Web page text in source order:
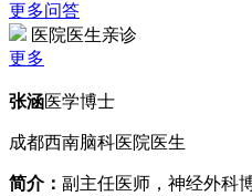
更多问答
医院医生亲诊
更多
张涵医学博士
成都西南脑科医院医生
简介： 副主任医师，神经外科